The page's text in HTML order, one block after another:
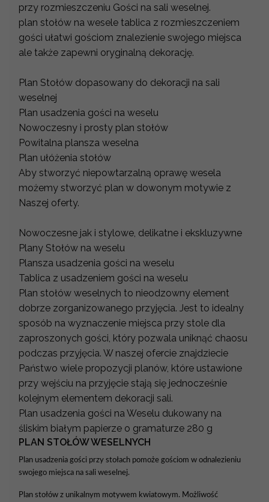
przy rozmieszczeniu Gości na sali weselnej.
plan stołów na wesele tablica z rozmieszczeniem
gości ułatwi gościom znalezienie swojego miejsca
ale także zapewni oryginalną dekorację.
Plan Stołów dopasowany do dekoracji na sali
weselnej
Plan usadzenia gości na weselu
Nowoczesny i prosty plan stołów
Powitalna plansza weselna
Plan ułóżenia stołów
Aby stworzyć niepowtarzalną oprawę wesela
możemy stworzyć plan w dowonym motywie z
Naszej oferty.
Nowoczesne jak i stylowe, delikatne i ekskluzywne
Plany Stołów na weselu
Plansza usadzenia gości na weselu
Tablica z usadzeniem gości na weselu
Plan stołów weselnych to nieodzowny element
dobrze zorganizowanego przyjęcia. Jest to idealny
sposób na wyznaczenie miejsca przy stole dla
zaproszonych gości, który pozwala uniknąć chaosu
podczas przyjęcia. W naszej ofercie znajdziecie
Państwo wiele propozycji planów, które ustawione
przy wejściu na przyjęcie stają się jednocześnie
kolejnym elementem dekoracji sali.
Plan usadzenia gości na Weselu dukowany na
śliskim białym papierze o gramaturze 280 g
PLAN STOŁÓW WESELNYCH
Plan usadzenia gości przy stołach pomoże gościom w odnalezieniu
swojego miejsca na sali weselnej.
Plan stołów z unikalnym motywem kwiatowym. Możliwość